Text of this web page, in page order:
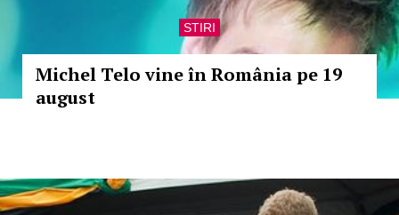
STIRI
Michel Telo vine în România pe 19
august